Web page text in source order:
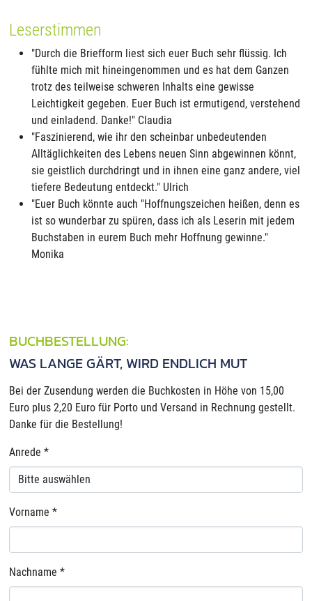
Leserstimmen
"Durch die Briefform liest sich euer Buch sehr flüssig. Ich
fühlte mich mit hineingenommen und es hat dem Ganzen
trotz des teilweise schweren Inhalts eine gewisse
Leichtigkeit gegeben. Euer Buch ist ermutigend, verstehend
und einladend. Danke!" Claudia
"Faszinierend, wie ihr den scheinbar unbedeutenden
Alltäglichkeiten des Lebens neuen Sinn abgewinnen könnt,
sie geistlich durchdringt und in ihnen eine ganz andere, viel
tiefere Bedeutung entdeckt." Ulrich
"Euer Buch könnte auch "Hoffnungszeichen heißen, denn es
ist so wunderbar zu spüren, dass ich als Leserin mit jedem
Buchstaben in eurem Buch mehr Hoffnung gewinne."
Monika
BUCHBESTELLUNG:
WAS LANGE GÄRT, WIRD ENDLICH MUT
Bei der Zusendung werden die Buchkosten in Höhe von 15,00
Euro plus 2,20 Euro für Porto und Versand in Rechnung gestellt.
Danke für die Bestellung!
Anrede*
Vorname*
Nachname*